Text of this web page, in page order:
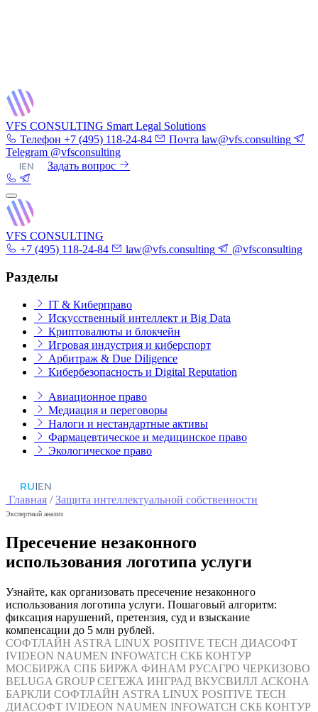
VFS CONSULTING Smart Legal Solutions
Телефон +7 (495) 118-24-84 Почта law@vfs.consulting
Telegram @vfsconsulting
|EN Задать вопрос
VFS CONSULTING
+7 (495) 118-24-84
law@vfs.consulting @vfsconsulting
Разделы
IT & Киберправо
Искусственный интеллект и Big Data
Криптовалюты и блокчейн
Игровая индустрия и киберспорт
Арбитраж & Due Diligence
Кибербезопасность и Digital Reputation
Авиационное право
Медиация и переговоры
Налоги и нестандартные активы
Фармацевтическое и медицинское право
Экологическое право
RU|EN
Главная /Защита интеллектуальной собственности
Экспертный анализ
Пресечение незаконного
использования логотипа услуги
Узнайте, как организовать пресечение незаконного
использования логотипа услуги. Пошаговый алгоритм:
фиксация нарушений, претензия, суд и взыскание
компенсации до 5 млн рублей.
СОФТЛАЙН ASTRA LINUX POSITIVE TECH ДИАСОФТ
IVIDEON NAUMEN INFOWATCH СКБ КОНТУР
МОСБИРЖА СПБ БИРЖА ФИНАМ РУСАГРО ЧЕРКИЗОВО
BELUGA GROUP СЕГЕЖА ИНГРАД ВКУСВИЛЛ АСКОНА
БАРКЛИ СОФТЛАЙН ASTRA LINUX POSITIVE TECH
ДИАСОФТ IVIDEON NAUMEN INFOWATCH СКБ КОНТУР